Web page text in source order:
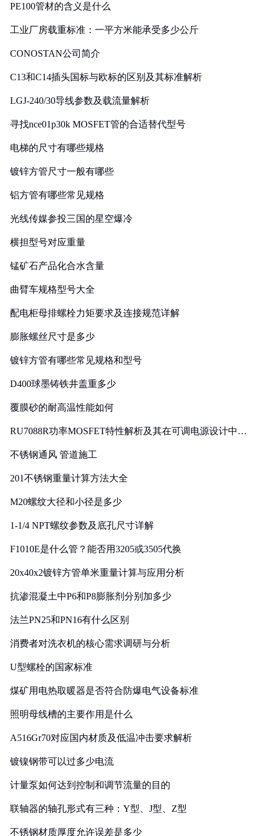
PE100管材的含义是什么
工业厂房载重标准：一平方米能承受多少公斤
CONOSTAN公司简介
C13和C14插头国标与欧标的区别及其标准解析
LGJ-240/30导线参数及载流量解析
寻找nce01p30k MOSFET管的合适替代型号
电梯的尺寸有哪些规格
镀锌方管尺寸一般有哪些
铝方管有哪些常见规格
光线传媒参投三国的星空爆冷
横担型号对应重量
锰矿石产品化合水含量
曲臂车规格型号大全
配电柜母排螺栓力矩要求及连接规范详解
膨胀螺丝尺寸是多少
镀锌方管有哪些常见规格和型号
D400球墨铸铁井盖重多少
覆膜砂的耐高温性能如何
RU7088R功率MOSFET特性解析及其在可调电源设计中的
不锈钢通风 管道施工
201不锈钢重量计算方法大全
M20螺纹大径和小径是多少
1-1/4 NPT螺纹参数及底孔尺寸详解
F1010E是什么管？能否用3205或3505代换
20x40x2镀锌方管单米重量计算与应用分析
抗渗混凝土中P6和P8膨胀剂分别加多少
法兰PN25和PN16有什么区别
消费者对洗衣机的核心需求调研与分析
U型螺栓的国家标准
煤矿用电热取暖器是否符合防爆电气设备标准
照明母线槽的主要作用是什么
A516Gr70对应国内材质及低温冲击要求解析
镀镍钢带可以过多少电流
计量泵如何达到控制和调节流量的目的
联轴器的轴孔形式有三种：Y型、J型、Z型
不锈钢材质厚度允许误差是多少